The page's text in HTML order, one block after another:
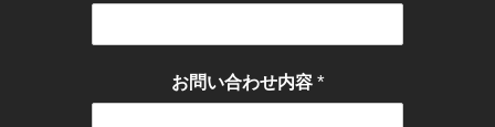
お問い合わせ内容 *